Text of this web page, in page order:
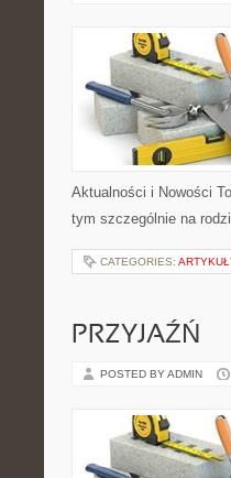
Aktualności i Nowości
tym szczególnie na
CATEGORIES:
PRZYJAŹŃ
POSTED BY ADMIN